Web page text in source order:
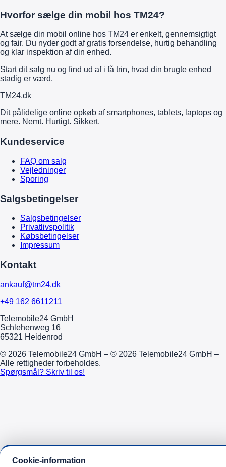
Hvorfor sælge din mobil hos TM24?
At sælge din mobil online hos TM24 er enkelt, gennemsigtigt
og fair. Du nyder godt af gratis forsendelse, hurtig behandling
og klar inspektion af din enhed.
Start dit salg nu og find ud af i få trin, hvad din brugte enhed
stadig er værd.
TM24.dk
Dit pålidelige online opkøb af smartphones, tablets, laptops og
mere. Nemt. Hurtigt. Sikkert.
Kundeservice
FAQ om salg
Vejledninger
Sporing
Salgsbetingelser
Salgsbetingelser
Privatlivspolitik
Købsbetingelser
Impressum
Kontakt
ankauf@tm24.dk
+49 162 6611211
Telemobile24 GmbH
Schlehenweg 16
65321 Heidenrod
© 2026 Telemobile24 GmbH – © 2026 Telemobile24 GmbH –
Alle rettigheder forbeholdes.
Spørgsmål? Skriv til os!
Cookie-information